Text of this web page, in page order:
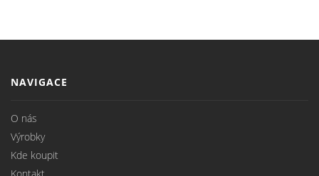
NAVIGACE
O nás
Výrobky
Kde koupit